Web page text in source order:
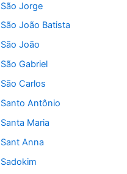
Jorge
João Batista
João
Gabriel
Carlos
Antônio
Maria
Anna